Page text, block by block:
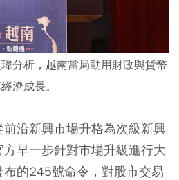
分析，越南當局動用財政與貨幣
濟成長。
沿新興市場升格為次級新興
早一步針對市場升級進行大
的245號命令，對股市交易